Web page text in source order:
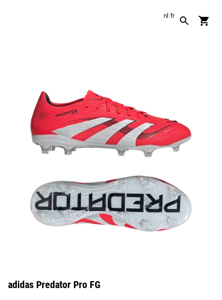
nl fr
adidas Predator Pro FG